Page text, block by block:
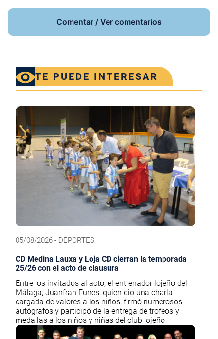
Comentar / Ver comentarios
TE PUEDE INTERESAR
05/08/2026 - DEPORTES
CD Medina Lauxa y Loja CD cierran la temporada
25/26 con el acto de clausura
Entre los invitados al acto, el entrenador lojeño del
Málaga, Juanfran Funes, quien dio una charla
cargada de valores a los niños, firmó numerosos
autógrafos y participó de la entrega de trofeos y
medallas a los niños y niñas del club lojeño